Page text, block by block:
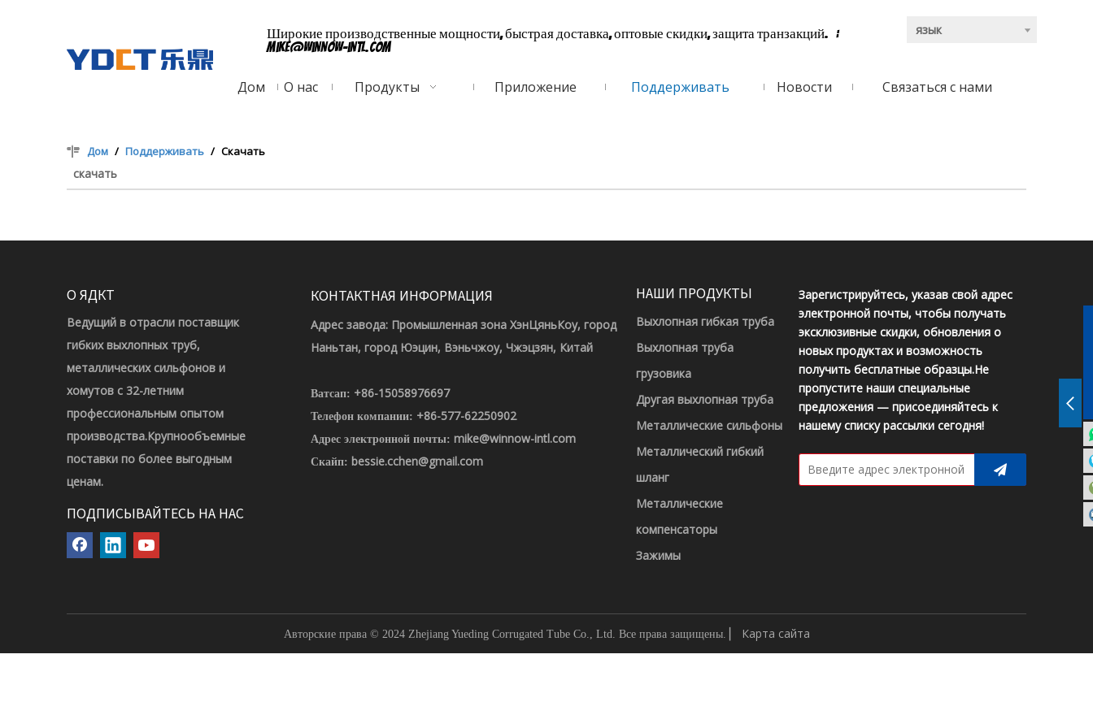
Широкие производственные мощности, быстрая доставка, оптовые скидки, защита транзакций. :
mike@winnow-intl.com
язык
Дом О нас Продукты Приложение Поддерживать Новости Связаться с нами
Дом / Поддерживать / Скачать
скачать
О ЯДКТ
Ведущий в отрасли поставщик
гибких выхлопных труб,
металлических сильфонов и
хомутов с 32-летним
профессиональным опытом
производства.Крупнообъемные
поставки по более выгодным
ценам.
ПОДПИСЫВАЙТЕСЬ НА НАС
КОНТАКТНАЯ ИНФОРМАЦИЯ
Адрес завода: Промышленная зона ХэнЦяньКоу, город
Наньтан, город Юэцин, Вэньчжоу, Чжэцзян, Китай
Ватсап: +86-15058976697
Телефон компании: +86-577-62250902
Адрес электронной почты: mike@winnow-intl.com
Скайп: bessie.cchen@gmail.com
НАШИ ПРОДУКТЫ
Выхлопная гибкая труба
Выхлопная труба
грузовика
Другая выхлопная труба
Металлические сильфоны
Металлический гибкий
шланг
Металлические
компенсаторы
Зажимы
Зарегистрируйтесь, указав свой адрес
электронной почты, чтобы получать
эксклюзивные скидки, обновления о
новых продуктах и ​​возможность
получить бесплатные образцы.Не
пропустите наши специальные
предложения — присоединяйтесь к
нашему списку рассылки сегодня!
Авторские права © 2024 Zhejiang Yueding Corrugated Tube Co., Ltd. Все права защищены. Карта сайта